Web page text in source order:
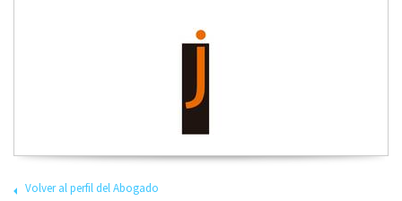
Volver al perfil del Abogado